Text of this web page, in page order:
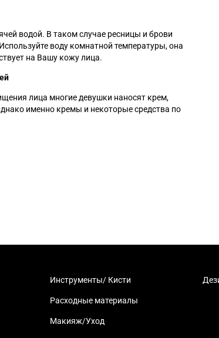
водой. В таком случае ресницы и брови
воду комнатной температуры, она
на Вашу кожу лица.
лица многие девушки наносят крем,
именно кремы и некоторые средства по
Инструменты/ Кисти
Расходные материалы
Макияж/Уход